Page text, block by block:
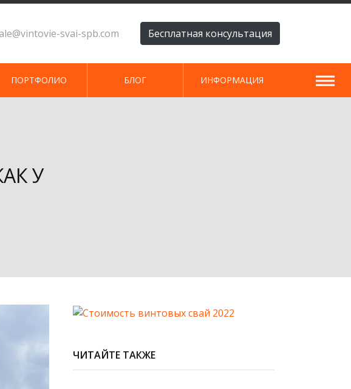
svai-spb.com Бесплатная консультация
ПОРТФОЛИО БЛОГ ИНФОРМАЦИЯ
У
ЧИТАЙТЕ ТАКЖЕ